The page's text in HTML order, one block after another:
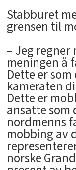
Stabburet
grensen til
– Jeg regner
meningen å
Dette er
kameraten
Dette er
ansatte som
nordmenns
mobbing av
norske